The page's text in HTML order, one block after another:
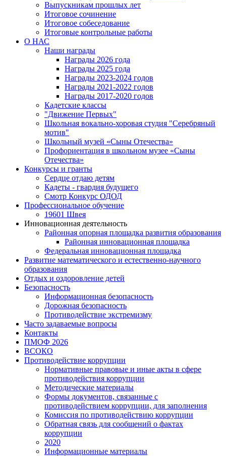
Выпускникам прошлых лет
Итоговое сочинение
Итоговое собеседование
Итоговые контрольные работы
О НАС
Наши награды
Награды 2026 года
Награды 2025 года
Награды 2023-2024 годов
Награды 2021-2022 годов
Награды 2017-2020 годов
Кадетские классы
"Движение Первых"
Школьная вокально-хоровая студия "Серебряный
мотив"
Школьный музей «Сыны Отечества»
Профориентация в школьном музее «Сыны
Отечества»
Конкурсы и гранты
Сердце отдаю детям
Кадеты - гвардия будущего
Смотр Конкурс ОДОД
Профессиональное обучение
19601 Швея
Инновационная деятельность
Районная опорная площадка развития образования
Районная инновационная площадка
Федеральная инновационная площадка
Развитие математического и естественно-научного
образования
Отдых и оздоровление детей
Безопасность
Информационная безопасность
Дорожная безопасность
Противодействие экстремизму
Часто задаваемые вопросы
Контакты
ПМОФ 2026
ВСОКО
Противодействие коррупции
Нормативные правовые и иные акты в сфере
противодействия коррупции
Методические материалы
Формы документов, связанные с
противодействием коррупции, для заполнения
Комиссия по противодействию коррупции
Обратная связь для сообщений о фактах
коррупции
2020
Информационные материалы